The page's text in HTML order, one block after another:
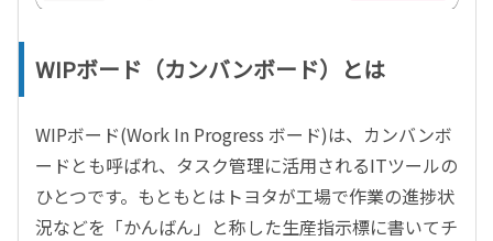
WIPボード（カンバンボード）とは
WIPボード(Work In Progress ボード)は、カンバンボ
ードとも呼ばれ、タスク管理に活用されるITツールの
ひとつです。もともとはトヨタが工場で作業の進捗状
況などを「かんばん」と称した生産指示標に書いてチ